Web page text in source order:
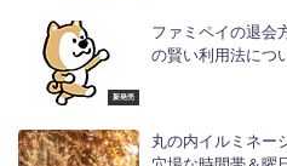
新発売
ファミペイの退会
の賢い利用法につ
丸の内イルミネー